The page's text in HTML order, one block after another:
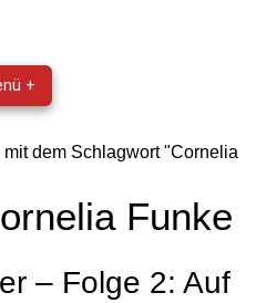
+
mit dem Schlagwort "Cornelia
Funke
– Folge 2: Auf